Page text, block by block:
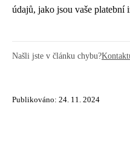
údajů, jako jsou vaše platební
Našli jste v článku chybu?
Publikováno: 24. 11. 2024